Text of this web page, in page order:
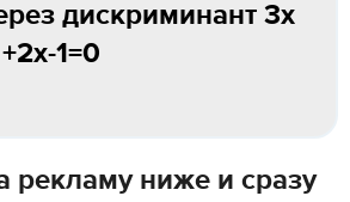
дискриминант 3х
1=0
рекламу ниже и сразу